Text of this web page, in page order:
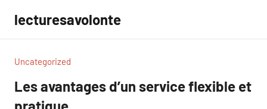
contenu
lecturesavolonte
Uncategorized
Les avantages d’un service flexible et